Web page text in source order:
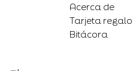
Acerca de
Tarjeta regalo
Bitácora